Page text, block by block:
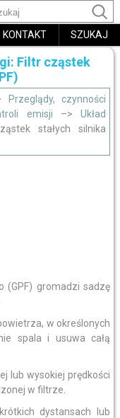
KONTAKT SZUKAJ
Filtr cząstek
Przeglądy, czynności
emisji –>Układ
stałych silnika
(GPF) gromadzi sadzę
w określonych
spala i usuwa całą
lub wysokiej prędkości
w filtrze.
dystansach lub